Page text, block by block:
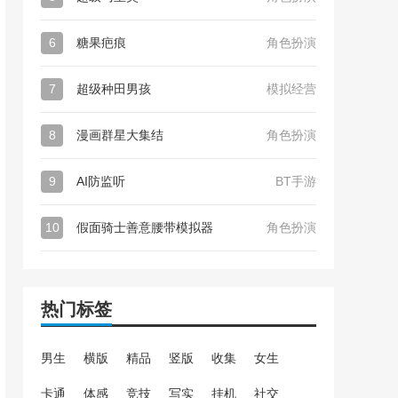
6 糖果疤痕 角色扮演
7 超级种田男孩 模拟经营
8 漫画群星大集结 角色扮演
9 AI防监听 BT手游
10 假面骑士善意腰带模拟器 角色扮演
热门标签
男生 横版 精品 竖版 收集 女生
卡通 体感 竞技 写实 挂机 社交